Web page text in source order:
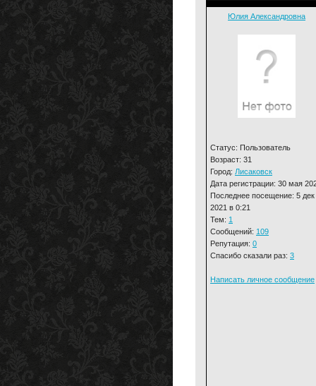
Юлия Александровна
Статус: Пользователь
Возраст: 31
Город: Лисаковск
Дата регистрации: 30 мая
Последнее посещение: 5 дек
2021 в 0:21
Тем: 1
Сообщений: 109
Репутация: 0
Спасибо сказали раз: 3
Написать личное сообщение